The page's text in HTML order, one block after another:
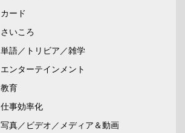
カード
さいころ
単語／トリビア／雑学
エンターテインメント
教育
仕事効率化
写真／ビデオ／メディア＆動画